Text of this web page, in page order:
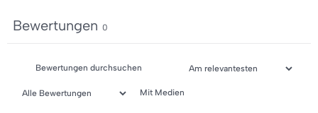
Bewertungen 0
Mit Medien